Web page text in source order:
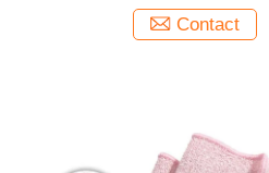
Contact